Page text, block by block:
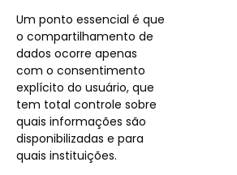
Um ponto essencial é que
o compartilhamento de
dados ocorre apenas
com o consentimento
explícito do usuário, que
tem total controle sobre
quais informações são
disponibilizadas e para
quais instituições.